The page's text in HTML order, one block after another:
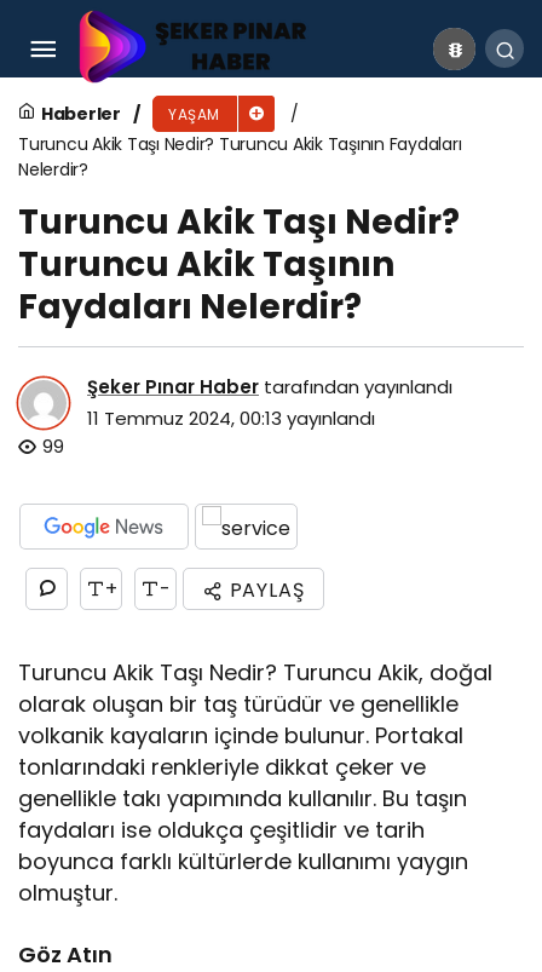
Haberler YAŞAM
Turuncu Akik Taşı Nedir? Turuncu Akik Taşının Faydaları
Nelerdir?
Turuncu Akik Taşı Nedir?
Turuncu Akik Taşının
Faydaları Nelerdir?
Şeker Pınar Haber tarafından yayınlandı
11 Temmuz 2024, 00:13 yayınlandı
99
+ - PAYLAŞ
Turuncu Akik Taşı Nedir? Turuncu Akik, doğal
olarak oluşan bir taş türüdür ve genellikle
volkanik kayaların içinde bulunur. Portakal
tonlarındaki renkleriyle dikkat çeker ve
genellikle takı yapımında kullanılır. Bu taşın
faydaları ise oldukça çeşitlidir ve tarih
boyunca farklı kültürlerde kullanımı yaygın
olmuştur.
Göz Atın
Giorgio Armani İsrail Malı Mı? Giorgio Armani
Hangi Ülkenin?